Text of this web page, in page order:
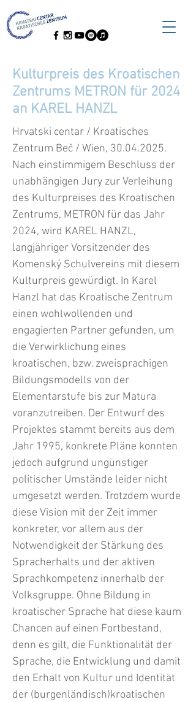
Kulturpreis des Kroatischen
Zentrums METRON für 2024
an KAREL HANZL
Hrvatski centar / Kroatisches
Zentrum Beč / Wien, 30.04.2025.
Nach einstimmigem Beschluss der
unabhängigen Jury zur Verleihung
des Kulturpreises des Kroatischen
Zentrums, METRON für das Jahr
2024, wird KAREL HANZL,
langjähriger Vorsitzender des
Komenský Schulvereins mit diesem
Kulturpreis gewürdigt. In Karel
Hanzl hat das Kroatische Zentrum
einen wohlwollenden und
engagierten Partner gefunden, um
die Verwirklichung eines
kroatischen, bzw. zweisprachigen
Bildungsmodells von der
Elementarstufe bis zur Matura
voranzutreiben. Der Entwurf des
Projektes stammt bereits aus dem
Jahr 1995, konkrete Pläne konnten
jedoch aufgrund ungünstiger
politischer Umstände leider nicht
umgesetzt werden. Trotzdem wurde
diese Vision mit der Zeit immer
konkreter, vor allem aus der
Notwendigkeit der Stärkung des
Spracherhalts und der aktiven
Sprachkompetenz innerhalb der
Volksgruppe. Ohne Bildung in
kroatischer Sprache hat diese kaum
Chancen auf einen Fortbestand,
denn es gilt, die Funktionalität der
Sprache, die Entwicklung und damit
den Erhalt von Kultur und Identität
der (burgenländisch)kroatischen